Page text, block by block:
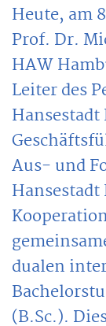
Heute, am
Prof. Dr.
HAW
Leiter des
Aus- und
dualen
(B.Sc.).